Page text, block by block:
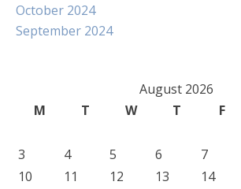
October 2024
September 2024
August 2026
M
T W T F
3
4 5 6 7
10
11 12 13 14